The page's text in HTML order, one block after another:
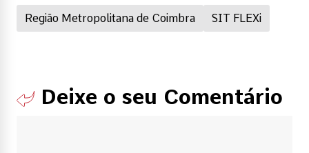
Região Metropolitana de Coimbra SIT FLEXi
Deixe o seu Comentário